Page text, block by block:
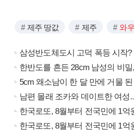
제주 땅값 제주 와
삼성반도체도시 고덕 폭등 시작
한반도를 흔든 28cm 남성의 비
5cm 왜소남이 한 달 만에 거물 된
남편 몰래 조카와 데이트한 여성
한국로또, 8월부터 전국민에 1억
한국로또, 8월부터 전국민에 1억